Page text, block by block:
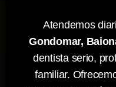
Atendemos
Gondomar,
dentista serio,
familiar.